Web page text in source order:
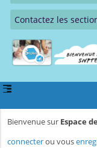
Contactez les
Bienvenue sur Espace
connecterou vous